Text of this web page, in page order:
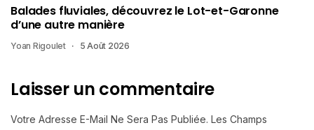
Balades fluviales, découvrez le Lot-et-Garonne
d’une autre manière
Yoan Rigoulet 5 Août 2026
Laisser un commentaire
Votre Adresse E-Mail Ne Sera Pas Publiée. Les Champs